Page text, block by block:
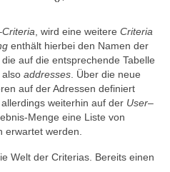
Criteria , wird eine weitere Criteria
enthält hierbei den Namen der
die auf die entsprechende Tabelle
also addresses . Über die neue
auf der Adressen definiert
weiterhin auf der User–
Menge eine Liste von
erwartet werden.
Welt der Criterias. Bereits einen